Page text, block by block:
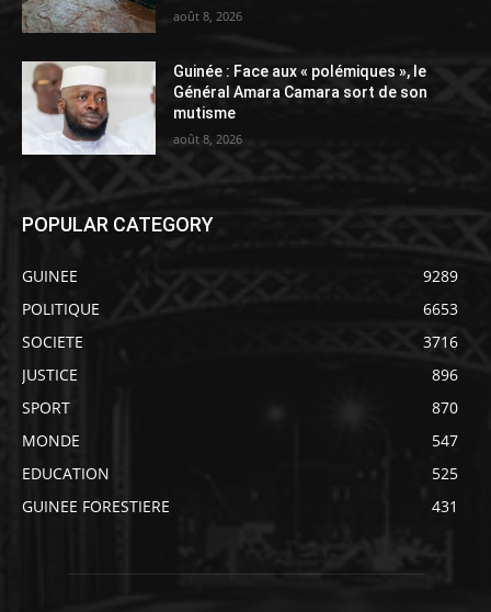
août 8, 2026
Guinée : Face aux « polémiques », le
Général Amara Camara sort de son
mutisme
août 8, 2026
POPULAR CATEGORY
GUINEE
9289
POLITIQUE
6653
SOCIETE
3716
JUSTICE
896
SPORT
870
MONDE
547
EDUCATION
525
GUINEE FORESTIERE
431